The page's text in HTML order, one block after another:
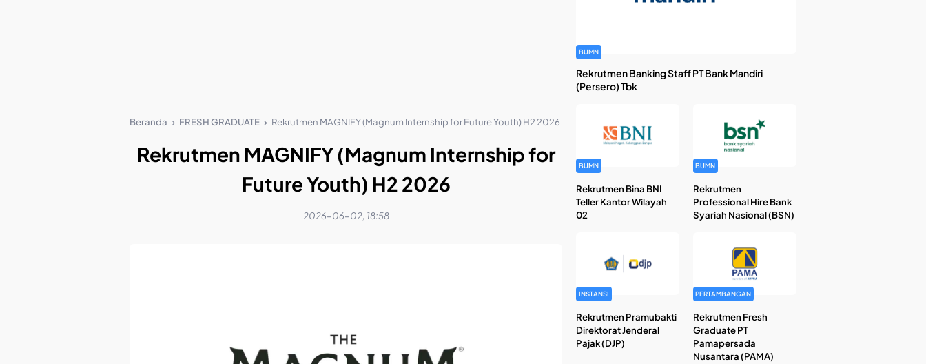
Beranda FRESH GRADUATE Rekrutmen MAGNIFY (Magnum Internship for Future Youth) H2 2026
Rekrutmen MAGNIFY (Magnum Internship for
Future Youth) H2 2026
2026-06-02, 18:58
BUMN
Rekrutmen Banking Staff PT Bank Mandiri
(Persero) Tbk
BUMN
Rekrutmen Bina BNI
Teller Kantor Wilayah
02
BUMN
Rekrutmen
Professional Hire Bank
Syariah Nasional (BSN)
INSTANSI
Rekrutmen Pramubakti
Direktorat Jenderal
Pajak (DJP)
PERTAMBANGAN
Rekrutmen Fresh
Graduate PT
Pamapersada
Nusantara (PAMA)